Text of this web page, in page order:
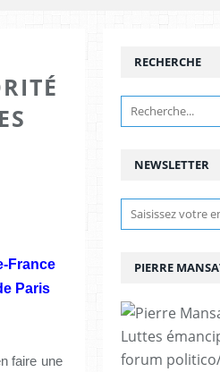
France
Paris
faire une
NEWSLETTER
RECHERCHE
PIERRE
Luttes
forum